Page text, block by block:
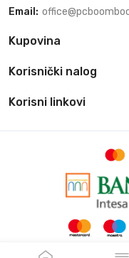
Email:
Kupovina
Korisnički nalog
Korisni linkovi